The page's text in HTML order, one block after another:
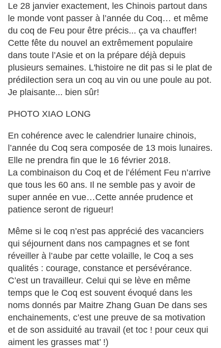
Le 28 janvier exactement, les Chinois partout dans
le monde vont passer à l’année du Coq… et même
du coq de Feu pour être précis... ça va chauffer!
Cette fête du nouvel an extrêmement populaire
dans toute l’Asie et on la prépare déjà depuis
plusieurs semaines. L'histoire ne dit pas si le plat de
prédilection sera un coq au vin ou une poule au pot.
Je plaisante... bien sûr!
PHOTO XIAO LONG
En cohérence avec le calendrier lunaire chinois,
l’année du Coq sera composée de 13 mois lunaires.
Elle ne prendra fin que le 16 février 2018.
La combinaison du Coq et de l’élément Feu n’arrive
que tous les 60 ans. Il ne semble pas y avoir de
super année en vue…Cette année prudence et
patience seront de rigueur!
Même si le coq n’est pas apprécié des vacanciers
qui séjournent dans nos campagnes et se font
réveiller à l’aube par cette volaille, le Coq a ses
qualités : courage, constance et persévérance.
C’est un travailleur. Celui qui se lève en même
temps que le Coq est souvent évoqué dans les
noms donnés par Maitre Zhang Guan De dans ses
enchainements, c’est une preuve de sa motivation
et de son assiduité au travail (et toc ! pour ceux qui
aiment les grasses mat’ !)